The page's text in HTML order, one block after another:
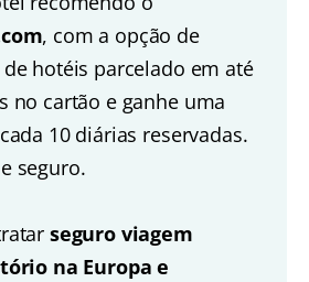
, com a opção de
de hotéis parcelado em até
no cartão e ganhe uma
10 diárias reservadas.
seguro.
seguro viagem
na Europa e